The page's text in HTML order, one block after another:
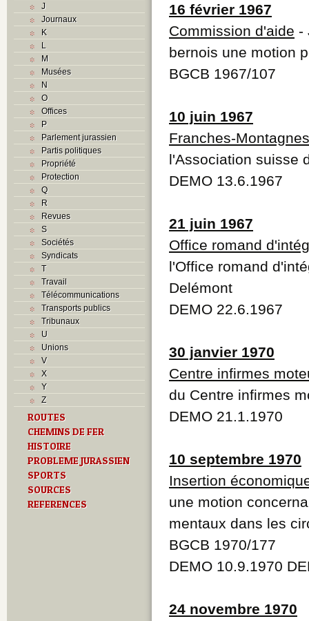
J
Journaux
K
L
M
Musées
N
O
Offices
P
Parlement jurassien
Partis politiques
Propriété
Protection
Q
R
Revues
S
Sociétés
Syndicats
T
Travail
Télécommunications
Transports publics
Tribunaux
U
Unions
V
X
Y
Z
ROUTES
CHEMINS DE FER
HISTOIRE
PROBLEME JURASSIEN
SPORTS
SOURCES
REFERENCES
16 février 1967
Commission d'aide -
bernois une motion
BGCB 1967/107
10 juin 1967
Franches-Montagnes
l'Association suisse
DEMO 13.6.1967
21 juin 1967
Office romand
l'Office romand
Delémont
DEMO 22.6.1967
30 janvier 1970
Centre infirmes
du Centre infirmes
DEMO 21.1.1970
10 septembre 1970
Insertion
une motion
mentaux dans les
BGCB 1970/177
DEMO 10.9.1970
24 novembre 1970